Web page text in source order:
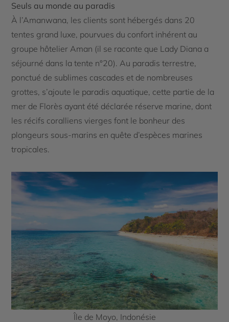
Seuls au monde au paradis
À l’Amanwana, les clients sont hébergés dans 20
tentes grand luxe, pourvues du confort inhérent au
groupe hôtelier Aman (il se raconte que Lady Diana a
séjourné dans la tente n°20). Au paradis terrestre,
ponctué de sublimes cascades et de nombreuses
grottes, s’ajoute le paradis aquatique, cette partie de la
mer de Florès ayant été déclarée réserve marine, dont
les récifs coralliens vierges font le bonheur des
plongeurs sous-marins en quête d’espèces marines
tropicales.
Île de Moyo, Indonésie